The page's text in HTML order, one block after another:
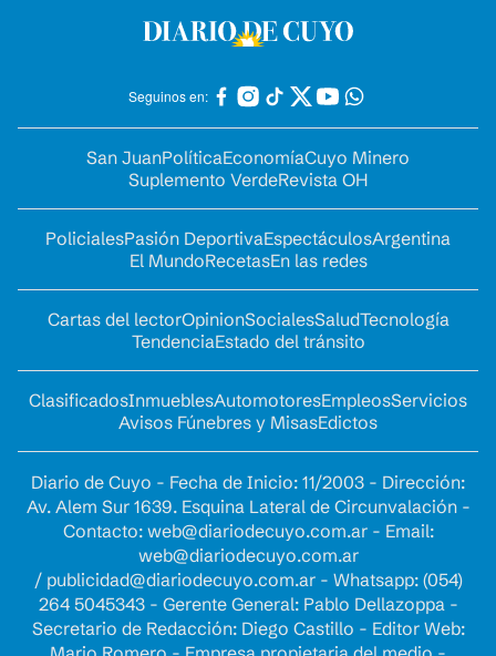
Seguinos en:
San JuanPolíticaEconomíaCuyo Minero
Suplemento VerdeRevista OH
PolicialesPasión DeportivaEspectáculosArgentina
El MundoRecetasEn las redes
Cartas del lectorOpinionSocialesSaludTecnología
TendenciaEstado del tránsito
ClasificadosInmueblesAutomotoresEmpleosServicios
Avisos Fúnebres y MisasEdictos
Diario de Cuyo - Fecha de Inicio: 11/2003 - Dirección:
Av. Alem Sur 1639. Esquina Lateral de Circunvalación -
Contacto: web@diariodecuyo.com.ar- Email:
web@diariodecuyo.com.ar
/ publicidad@diariodecuyo.com.ar- Whatsapp: (054)
264 5045343 - Gerente General: Pablo Dellazoppa -
Secretario de Redacción: Diego Castillo - Editor Web: